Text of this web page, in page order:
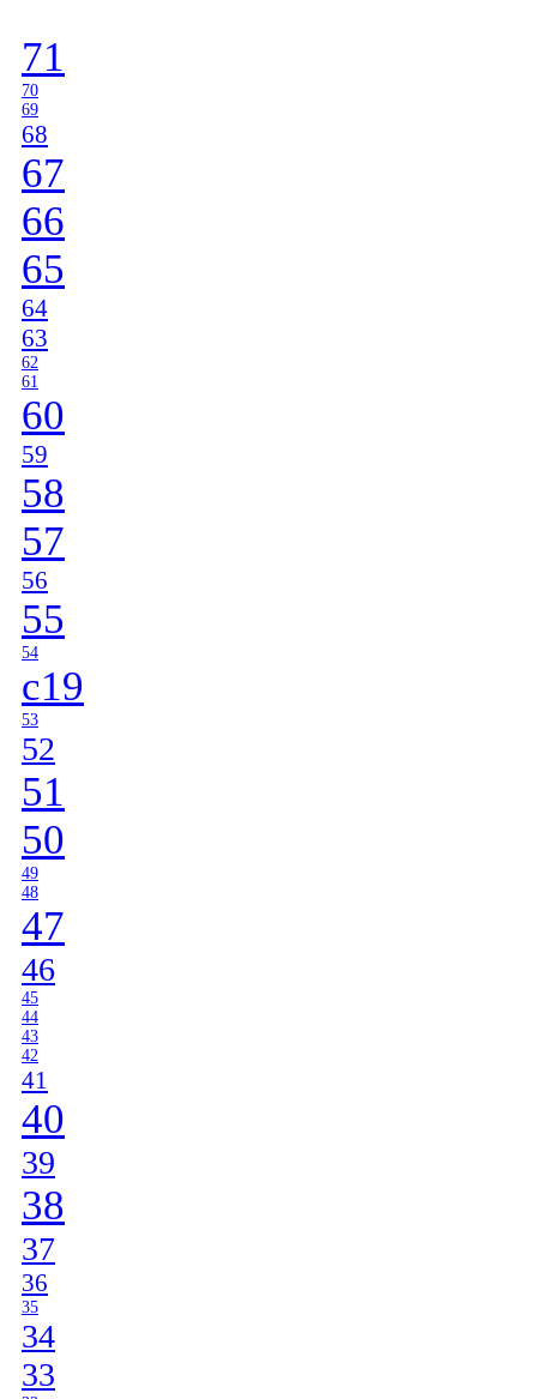
71
70
69
68
67
66
65
64
63
62
61
60
59
58
57
56
55
54
c19
53
52
51
50
49
48
47
46
45
44
43
42
41
40
39
38
37
36
35
34
33